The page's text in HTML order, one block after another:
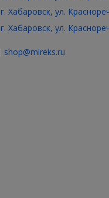
г. Хабаровск, ул.
г. Хабаровск, ул.
shop@mireks.ru